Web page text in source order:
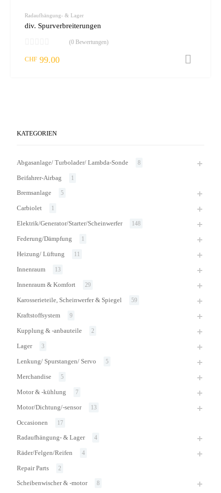
Radaufhängung- & Lager
div. Spurverbreiterungen
(0 Bewertungen)
CHF 99.00
KATEGORIEN
Abgasanlage/ Turbolader/ Lambda-Sonde 8
Beifahrer-Airbag 1
Bremsanlage 5
Carbiolet 1
Elektrik/Generator/Starter/Scheinwerfer 148
Federung/Dämpfung 1
Heizung/ Lüftung 11
Innenraum 13
Innenraum & Komfort 29
Karosserieteile, Scheinwerfer & Spiegel 59
Kraftstoffsystem 9
Kupplung & -anbauteile 2
Lager 3
Lenkung/ Spurstangen/ Servo 5
Merchandise 5
Motor & -kühlung 7
Motor/Dichtung/-sensor 13
Occasionen 17
Radaufhängung- & Lager 4
Räder/Felgen/Reifen 4
Repair Parts 2
Scheibenwischer & -motor 8